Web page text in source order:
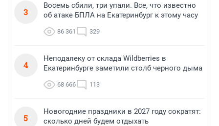
3
Восемь сбили, три упали. Все, что известно
об атаке БПЛА на Екатеринбург к этому часу
86 361 329
4
Неподалеку от склада Wildberries в
Екатеринбурге заметили столб черного дыма
68 666 113
5
Новогодние праздники в 2027 году сократят:
сколько дней будем отдыхать